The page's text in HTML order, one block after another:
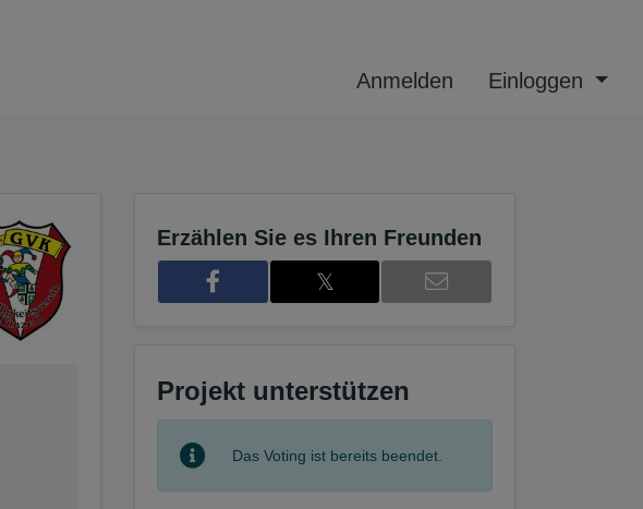
Anmelden Einloggen
2/8
Erzählen Sie es Ihren Freunden
𝕏
Projekt unterstützen
Das Voting ist bereits beendet.